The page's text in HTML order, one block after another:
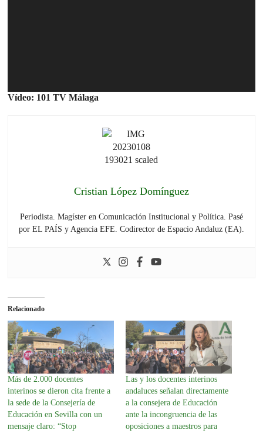
Vídeo: 101 TV Málaga
Cristian López Domínguez
Periodista. Magíster en Comunicación Institucional y Política. Pasé
por EL PAÍS y Agencia EFE. Codirector de Espacio Andaluz (EA).
Relacionado
Más de 2.000 docentes
interinos se dieron cita frente a
la sede de la Consejería de
Educación en Sevilla con un
mensaje claro: “Stop
Las y los docentes interinos
andaluces señalan directamente
a la consejera de Educación
ante la incongruencia de las
oposiciones a maestros para